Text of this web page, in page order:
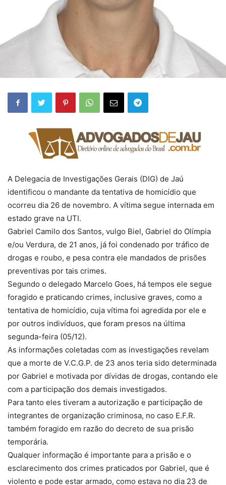
A Delegacia de Investigações Gerais (DIG) de Jaú
identificou o mandante da tentativa de homicídio que
ocorreu dia 26 de novembro. A vítima segue internada em
estado grave na UTI.
Gabriel Camilo dos Santos, vulgo Biel, Gabriel do Olímpia
e/ou Verdura, de 21 anos, já foi condenado por tráfico de
drogas e roubo, e pesa contra ele mandados de prisões
preventivas por tais crimes.
Segundo o delegado Marcelo Goes, há tempos ele segue
foragido e praticando crimes, inclusive graves, como a
tentativa de homicídio, cuja vítima foi agredida por ele e
por outros indivíduos, que foram presos na última
segunda-feira (05/12).
As informações coletadas com as investigações revelam
que a morte de V.C.G.P. de 23 anos teria sido determinada
por Gabriel e motivada por dívidas de drogas, contando ele
com a participação dos demais investigados.
Para tanto eles tiveram a autorização e participação de
integrantes de organização criminosa, no caso E.F.R.
também foragido em razão do decreto de sua prisão
temporária.
Qualquer informação é importante para a prisão e o
esclarecimento dos crimes praticados por Gabriel, que é
violento e pode estar armado, como estava no dia 23 de